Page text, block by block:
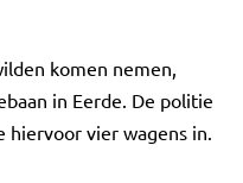
komen nemen,
in Eerde. De politie
vier wagens in.